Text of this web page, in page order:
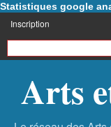
Statistiques google
Inscription
Arts